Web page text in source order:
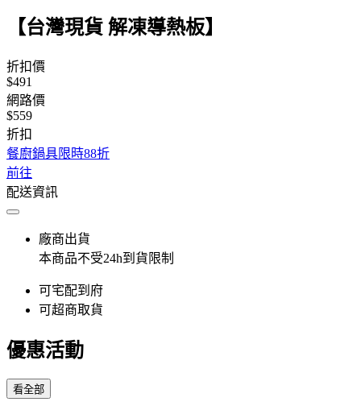
【台灣現貨 解凍導熱板】
折扣價
$491
網路價
$559
折扣
餐廚鍋具限時88折
前往
配送資訊
廠商出貨
本商品不受24h到貨限制
可宅配到府
可超商取貨
優惠活動
看全部